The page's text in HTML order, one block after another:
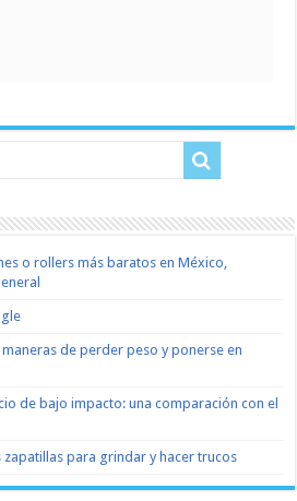
o rollers más baratos en México,
de perder peso y ponerse en
de bajo impacto: una comparación con el
zapatillas para grindar y hacer trucos